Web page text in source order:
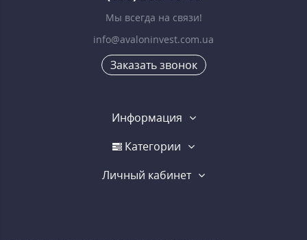
Мы всегда на связи!
info@avaloninvest.com.ua
Заказать звонок
Информация
Категории
Личный кабинет